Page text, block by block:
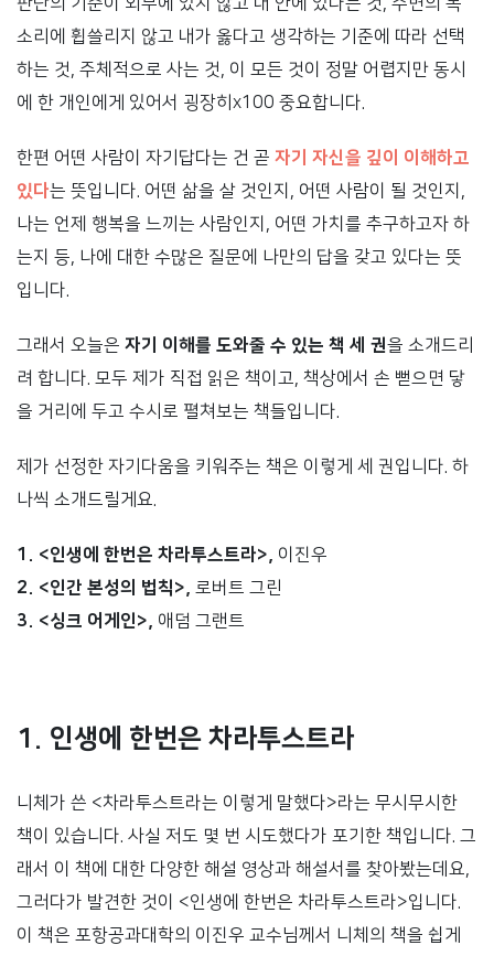
소리에 휩쓸리지 않고 내가 옳다고 생각하는 기준에 따라 선택
하는 것, 주체적으로 사는 것, 이 모든 것이 정말 어렵지만 동시
에 한 개인에게 있어서 굉장히x100 중요합니다.
한편 어떤 사람이 자기답다는 건 곧 자기 자신을 깊이 이해하고
있다는 뜻입니다. 어떤 삶을 살 것인지, 어떤 사람이 될 것인지,
나는 언제 행복을 느끼는 사람인지, 어떤 가치를 추구하고자 하
는지 등, 나에 대한 수많은 질문에 나만의 답을 갖고 있다는 뜻
입니다.
그래서 오늘은 자기 이해를 도와줄 수 있는 책 세 권을 소개드리
려 합니다. 모두 제가 직접 읽은 책이고, 책상에서 손 뻗으면 닿
을 거리에 두고 수시로 펼쳐보는 책들입니다.
제가 선정한 자기다움을 키워주는 책은 이렇게 세 권입니다. 하
나씩 소개드릴게요.
1. <인생에 한번은 차라투스트라>, 이진우
2. <인간 본성의 법칙>, 로버트 그린
3. <싱크 어게인>, 애덤 그랜트
1. 인생에 한번은 차라투스트라
니체가 쓴 <차라투스트라는 이렇게 말했다>라는 무시무시한
책이 있습니다. 사실 저도 몇 번 시도했다가 포기한 책입니다. 그
래서 이 책에 대한 다양한 해설 영상과 해설서를 찾아봤는데요,
그러다가 발견한 것이 <인생에 한번은 차라투스트라>입니다.
이 책은 포항공과대학의 이진우 교수님께서 니체의 책을 쉽게